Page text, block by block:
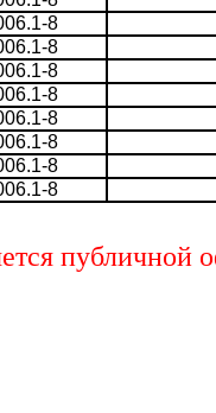
8
8
8
8
8
8
8
8
публичной